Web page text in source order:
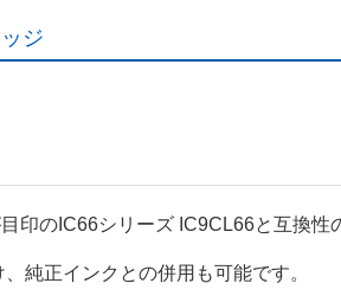
ジ
のIC66シリーズ IC9CL66と互換性
純正インクとの併用も可能です。